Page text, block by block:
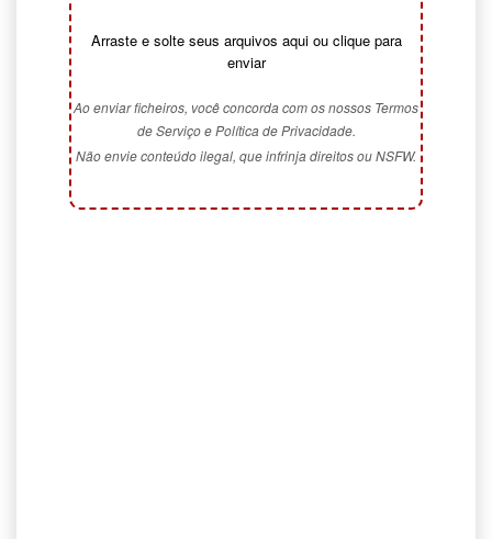
Arraste e solte seus arquivos aqui ou clique para
enviar
Ao enviar ficheiros, você concorda com os nossos Termos
de Serviço e Política de Privacidade.
Não envie conteúdo ilegal, que infrinja direitos ou NSFW.